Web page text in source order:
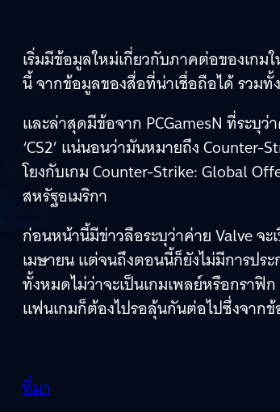
เริ่มมีข้อมูลใหม่เกี่ยวกับภาคต่อของเกม
นี้ จากข้อมูลของสื่อที่น่าเชื่อถือได้ รวมทั้
และล่าสุดมีข้อจาก PCGamesN ที่ระบุ
‘CS2’ แน่นอนว่ามันหมายถึง
โยงกับเกม Counter-Strike: Global
สหรัฐอเมริกา
ก่อนหน้านี้มีข่าวลือระบุว่าค่าย Valve จ
เมษายน แต่จนถึงตอนนี้ก็ยังไม่มีการปร
ทั้งหมดไม่ว่าจะเป็นเกมเพลย์หรือกราฟิ
แฟนเกมก็ต้องไปรอลุ้นกันต่อไปซึ่งจาก
ที่มา